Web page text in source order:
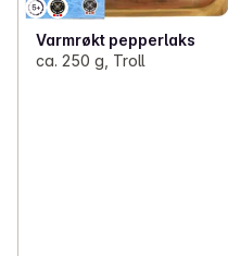
Varmrøkt pepperlaks
ca. 250 g, Troll